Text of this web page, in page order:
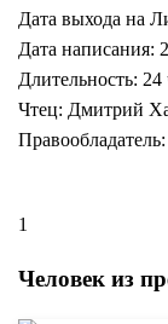
Дата выхода на
Дата написания:
Длительность:
Чтец: Дмитрий
1
Человек из